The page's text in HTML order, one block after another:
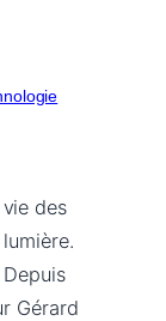
des
Gérard